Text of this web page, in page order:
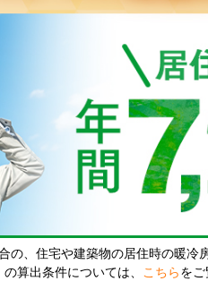
の、住宅や建築物の居住時の暖冷
算出条件については、 こちら をご